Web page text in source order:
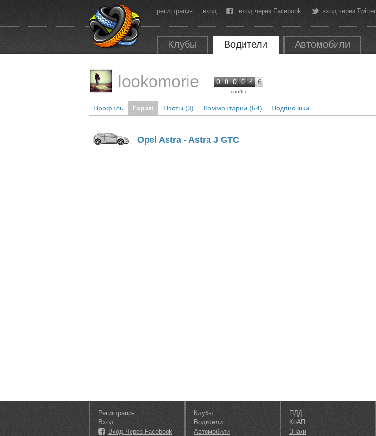
регистрация вход вход через Facebook вход через Twitter
Клубы Водители Автомобили
lookomorie 0 0 0 0 4 6
пробег
Профиль Гараж Посты (3) Комментарии (54) Подписчики
Opel Astra - Astra J GTC
Регистрация
Вход
Вход Через Facebook
Клубы
Водители
Автомобили
ПДД
КоАП
Знаки